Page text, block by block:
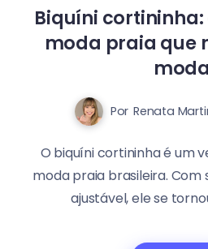
Biquíni
moda praia que
moda
Por Renata
O biquíni cortininha é um
moda praia brasileira. Com
ajustável, ele se